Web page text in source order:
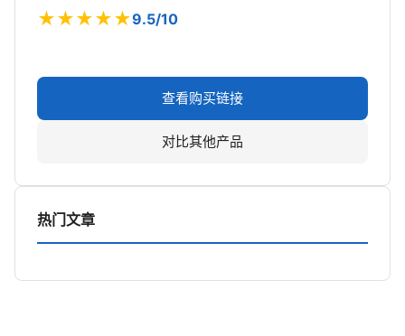
★★★★★9.5/10
查看购买链接
对比其他产品
热门文章